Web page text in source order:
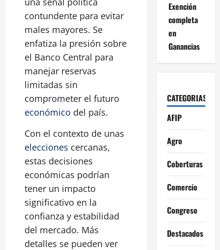
contundente para evitar
males mayores. Se
enfatiza la presión sobre
el Banco Central para
manejar reservas
limitadas sin
comprometer el futuro
económico del país.
Con el contexto de unas
elecciones cercanas,
estas decisiones
económicas podrían
tener un impacto
significativo en la
confianza y estabilidad
del mercado. Más
detalles se pueden ver
Exención
completa
en
Ganancias
CATEGORIAS
AFIP
Agro
Coberturas
Comercio
Congreso
Destacados